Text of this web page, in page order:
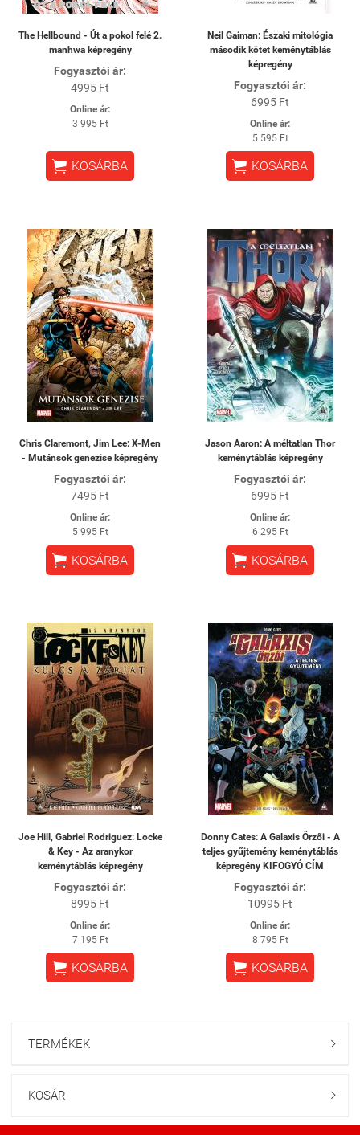
The Hellbound - Út a pokol felé 2.
manhwa képregény
Fogyasztói ár:
4995 Ft
Online ár:
3 995 Ft
 KOSÁRBA
Neil Gaiman: Északi mitológia
második kötet keménytáblás
képregény
Fogyasztói ár:
6995 Ft
Online ár:
5 595 Ft
 KOSÁRBA
Chris Claremont, Jim Lee: X-Men
- Mutánsok genezise képregény
Fogyasztói ár:
7495 Ft
Online ár:
5 995 Ft
 KOSÁRBA
Jason Aaron: A méltatlan Thor
keménytáblás képregény
Fogyasztói ár:
6995 Ft
Online ár:
6 295 Ft
 KOSÁRBA
Joe Hill, Gabriel Rodriguez: Locke
& Key - Az aranykor
keménytáblás képregény
Fogyasztói ár:
8995 Ft
Online ár:
7 195 Ft
 KOSÁRBA
Donny Cates: A Galaxis Őrzői - A
teljes gyűjtemény keménytáblás
képregény KIFOGYÓ CÍM
Fogyasztói ár:
10995 Ft
Online ár:
8 795 Ft
 KOSÁRBA
TERMÉKEK 
KOSÁR 